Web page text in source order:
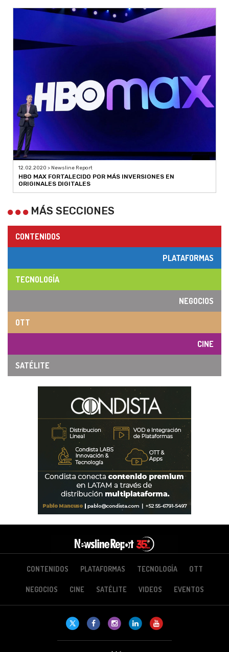
12.02.2020 > Newsline Report
HBO MAX FORTALECIDO POR MÁS INVERSIONES EN
ORIGINALES DIGITALES
MÁS SECCIONES
CONTENIDOS
PLATAFORMAS
TECNOLOGÍA
NEGOCIOS
OTT
CINE
SATÉLITE
CONTENIDOS PLATAFORMAS TECNOLOGÍA OTT
NEGOCIOS CINE SATÉLITE VIDEOS EVENTOS